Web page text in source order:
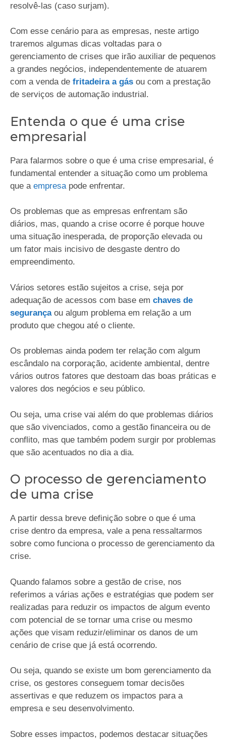
resolvê-las (caso surjam).
Com esse cenário para as empresas, neste artigo
traremos algumas dicas voltadas para o
gerenciamento de crises que irão auxiliar de pequenos
a grandes negócios, independentemente de atuarem
com a venda de fritadeira a gás ou com a prestação
de serviços de automação industrial.
Entenda o que é uma crise
empresarial
Para falarmos sobre o que é uma crise empresarial, é
fundamental entender a situação como um problema
que a empresa pode enfrentar.
Os problemas que as empresas enfrentam são
diários, mas, quando a crise ocorre é porque houve
uma situação inesperada, de proporção elevada ou
um fator mais incisivo de desgaste dentro do
empreendimento.
Vários setores estão sujeitos a crise, seja por
adequação de acessos com base em chaves de
segurança ou algum problema em relação a um
produto que chegou até o cliente.
Os problemas ainda podem ter relação com algum
escândalo na corporação, acidente ambiental, dentre
vários outros fatores que destoam das boas práticas e
valores dos negócios e seu público.
Ou seja, uma crise vai além do que problemas diários
que são vivenciados, como a gestão financeira ou de
conflito, mas que também podem surgir por problemas
que são acentuados no dia a dia.
O processo de gerenciamento
de uma crise
A partir dessa breve definição sobre o que é uma
crise dentro da empresa, vale a pena ressaltarmos
sobre como funciona o processo de gerenciamento da
crise.
Quando falamos sobre a gestão de crise, nos
referimos a várias ações e estratégias que podem ser
realizadas para reduzir os impactos de algum evento
com potencial de se tornar uma crise ou mesmo
ações que visam reduzir/eliminar os danos de um
cenário de crise que já está ocorrendo.
Ou seja, quando se existe um bom gerenciamento da
crise, os gestores conseguem tomar decisões
assertivas e que reduzem os impactos para a
empresa e seu desenvolvimento.
Sobre esses impactos, podemos destacar situações